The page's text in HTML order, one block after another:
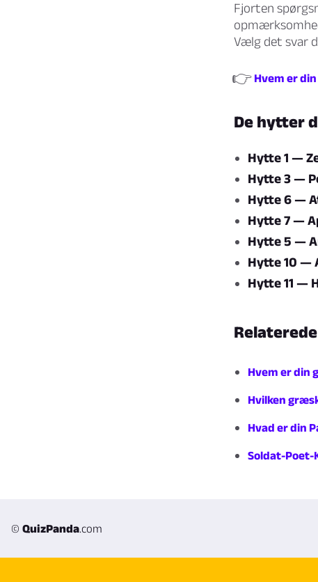
Fjorten
Vælg det svar
👉 Hvem er
De hytter
Hytte 1 —
Hytte 3 —
Hytte 6 —
Hytte 7 —
Hytte 5 —
Hytte 10 —
Hytte 11 —
Hvem er din
Hvilken
Hvad er din
Soldat-Poet-
© QuizPanda.com